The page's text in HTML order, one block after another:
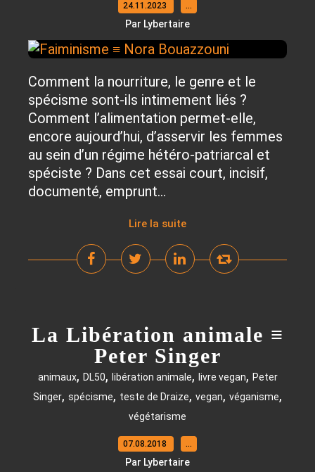
24.11.2023 …
Par Lybertaire
Comment la nourriture, le genre et le
spécisme sont-ils intimement liés ?
Comment l’alimentation permet-elle,
encore aujourd’hui, d’asservir les femmes
au sein d’un régime hétéro-patriarcal et
spéciste ? Dans cet essai court, incisif,
documenté, emprunt...
Lire la suite
La Libération animale ≡
Peter Singer
animaux, DL50, libération animale, livre vegan, Peter
Singer, spécisme, teste de Draize, vegan, véganisme,
végétarisme
07.08.2018 …
Par Lybertaire